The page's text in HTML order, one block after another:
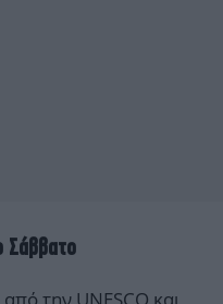
Σάββατο